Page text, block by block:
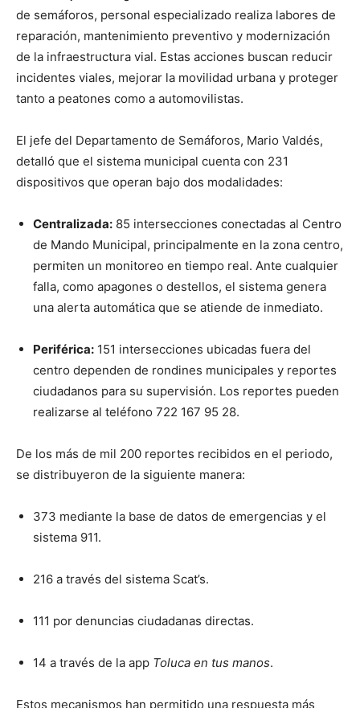
de semáforos, personal especializado realiza labores de
reparación, mantenimiento preventivo y modernización
de la infraestructura vial. Estas acciones buscan reducir
incidentes viales, mejorar la movilidad urbana y proteger
tanto a peatones como a automovilistas.
El jefe del Departamento de Semáforos, Mario Valdés,
detalló que el sistema municipal cuenta con 231
dispositivos que operan bajo dos modalidades:
Centralizada: 85 intersecciones conectadas al Centro
de Mando Municipal, principalmente en la zona centro,
permiten un monitoreo en tiempo real. Ante cualquier
falla, como apagones o destellos, el sistema genera
una alerta automática que se atiende de inmediato.
Periférica: 151 intersecciones ubicadas fuera del
centro dependen de rondines municipales y reportes
ciudadanos para su supervisión. Los reportes pueden
realizarse al teléfono 722 167 95 28.
De los más de mil 200 reportes recibidos en el periodo,
se distribuyeron de la siguiente manera:
373 mediante la base de datos de emergencias y el
sistema 911.
216 a través del sistema Scat’s.
111 por denuncias ciudadanas directas.
14 a través de la app Toluca en tus manos.
Estos mecanismos han permitido una respuesta más